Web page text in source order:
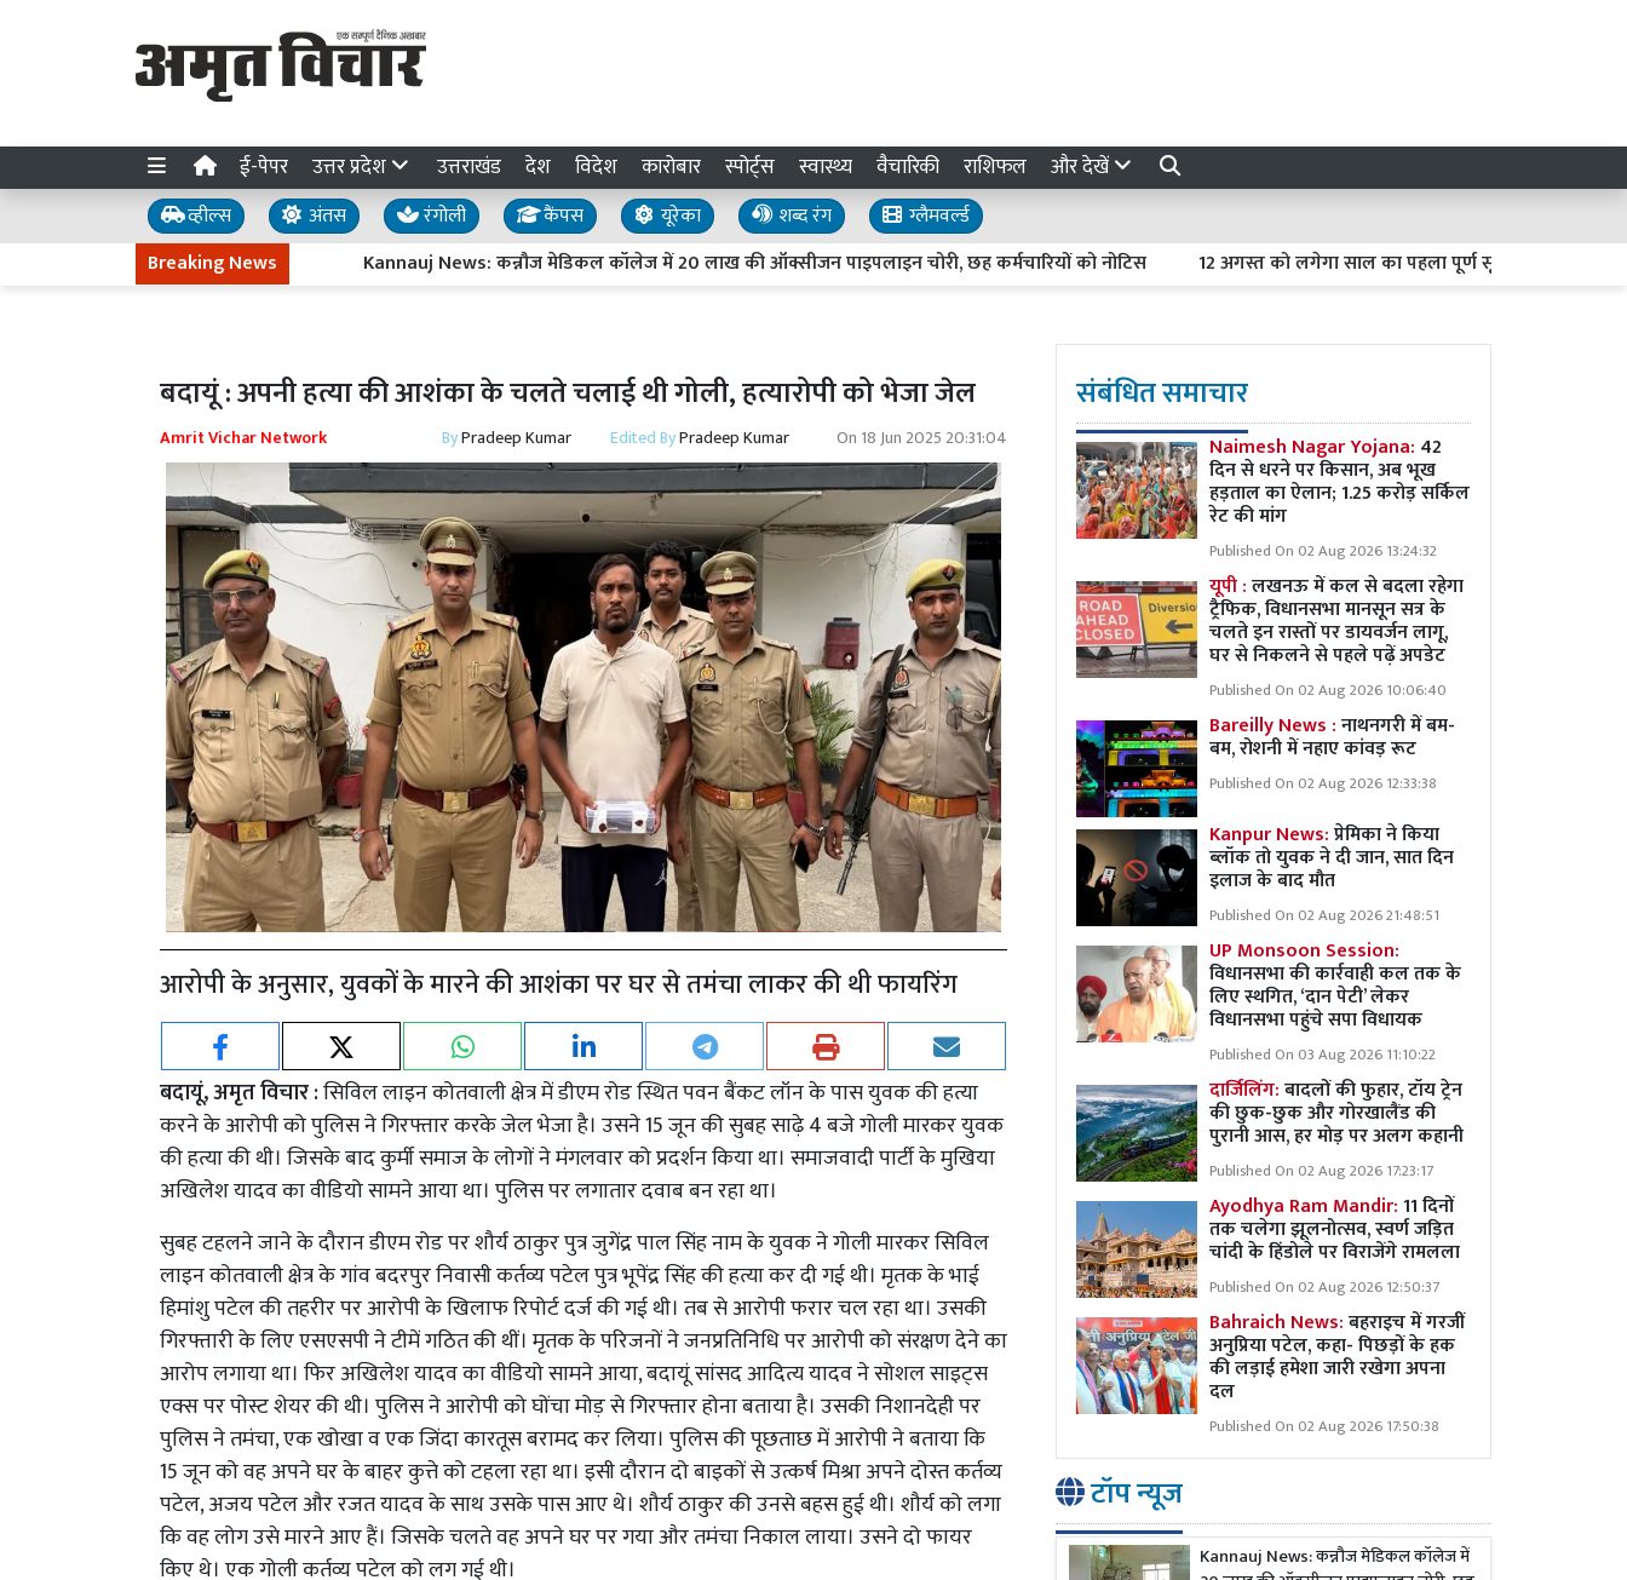
ई-पेपर उत्तर प्रदेश उत्तराखंड देश विदेश कारोबार स्पोर्ट्स स्वास्थ्य वैचारिकी राशिफल और देखें
व्हील्स अंतस रंगोली कैंपस यूरेका शब्द रंग
ग्लैमवर्ल्ड
Breaking News
Kannauj News: कन्नौज मेडिकल कॉलेज में 20 लाख की ऑक्सीजन पाइपलाइन चोरी, छह कर्मचारियों को नोटिस 12 अगस्त को लगेगा साल का पहला पूर्ण सूर्य ग्रहण : भारत में नहीं
बदायूं : अपनी हत्या की आशंका के चलते चलाई थी गोली, हत्यारोपी को भेजा जेल
Amrit Vichar Network ByPradeep Kumar Edited ByPradeep Kumar On 18 Jun 2025 20:31:04
आरोपी के अनुसार, युवकों के मारने की आशंका पर घर से तमंचा लाकर की थी फायरिंग
बदायूं, अमृत विचार :सिविल लाइन कोतवाली क्षेत्र में डीएम रोड स्थित पवन बैंकट लॉन के पास युवक की हत्या
करने के आरोपी को पुलिस ने गिरफ्तार करके जेल भेजा है। उसने 15 जून की सुबह साढ़े 4 बजे गोली मारकर युवक
की हत्या की थी। जिसके बाद कुर्मी समाज के लोगों ने मंगलवार को प्रदर्शन किया था। समाजवादी पार्टी के मुखिया
अखिलेश यादव का वीडियो सामने आया था। पुलिस पर लगातार दवाब बन रहा था।
सुबह टहलने जाने के दौरान डीएम रोड पर शौर्य ठाकुर पुत्र जुगेंद्र पाल सिंह नाम के युवक ने गोली मारकर सिविल
लाइन कोतवाली क्षेत्र के गांव बदरपुर निवासी कर्तव्य पटेल पुत्र भूपेंद्र सिंह की हत्या कर दी गई थी। मृतक के भाई
हिमांशु पटेल की तहरीर पर आरोपी के खिलाफ रिपोर्ट दर्ज की गई थी। तब से आरोपी फरार चल रहा था। उसकी
गिरफ्तारी के लिए एसएसपी ने टीमें गठित की थीं। मृतक के परिजनों ने जनप्रतिनिधि पर आरोपी को संरक्षण देने का
आरोप लगाया था। फिर अखिलेश यादव का वीडियो सामने आया, बदायूं सांसद आदित्य यादव ने सोशल साइट्स
एक्स पर पोस्ट शेयर की थी। पुलिस ने आरोपी को घोंचा मोड़ से गिरफ्तार होना बताया है। उसकी निशानदेही पर
पुलिस ने तमंचा, एक खोखा व एक जिंदा कारतूस बरामद कर लिया। पुलिस की पूछताछ में आरोपी ने बताया कि
15 जून को वह अपने घर के बाहर कुत्ते को टहला रहा था। इसी दौरान दो बाइकों से उत्कर्ष मिश्रा अपने दोस्त कर्तव्य
पटेल, अजय पटेल और रजत यादव के साथ उसके पास आए थे। शौर्य ठाकुर की उनसे बहस हुई थी। शौर्य को लगा
कि वह लोग उसे मारने आए हैं। जिसके चलते वह अपने घर पर गया और तमंचा निकाल लाया। उसने दो फायर
किए थे। एक गोली कर्तव्य पटेल को लग गई थी।
संबंधित समाचार
Naimesh Nagar Yojana: 42
दिन से धरने पर किसान, अब भूख
हड़ताल का ऐलान; 1.25 करोड़ सर्किल
रेट की मांग
Published On 02 Aug 2026 13:24:32
यूपी :लखनऊ में कल से बदला रहेगा
ट्रैफिक, विधानसभा मानसून सत्र के
चलते इन रास्तों पर डायवर्जन लागू,
घर से निकलने से पहले पढ़ें अपडेट
Published On 02 Aug 2026 10:06:40
Bareilly News :नाथनगरी में बम-
बम, रोशनी में नहाए कांवड़ रूट
Published On 02 Aug 2026 12:33:38
Kanpur News:प्रेमिका ने किया
ब्लॉक तो युवक ने दी जान, सात दिन
इलाज के बाद मौत
Published On 02 Aug 2026 21:48:51
UP Monsoon Session:
विधानसभा की कार्रवाही कल तक के
लिए स्थगित, ‘दान पेटी’ लेकर
विधानसभा पहुंचे सपा विधायक
Published On 03 Aug 2026 11:10:22
दार्जिलिंग:बादलों की फुहार, टॉय ट्रेन
की छुक-छुक और गोरखालैंड की
पुरानी आस, हर मोड़ पर अलग कहानी
Published On 02 Aug 2026 17:23:17
Ayodhya Ram Mandir:11 दिनों
तक चलेगा झूलनोत्सव, स्वर्ण जड़ित
चांदी के हिंडोले पर विराजेंगे रामलला
Published On 02 Aug 2026 12:50:37
Bahraich News:बहराइच में गरजीं
अनुप्रिया पटेल, कहा- पिछड़ों के हक
की लड़ाई हमेशा जारी रखेगा अपना
दल
Published On 02 Aug 2026 17:50:38
टॉप न्यूज
Kannauj News: कन्नौज मेडिकल कॉलेज में